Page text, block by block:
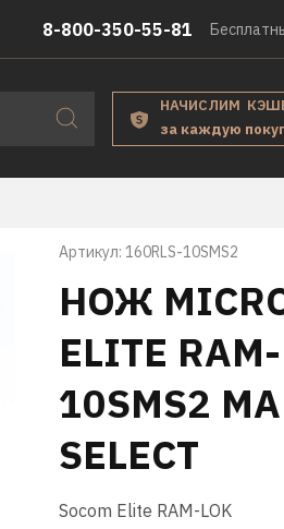
8-800-350-55-81
НАЧИСЛИМ
за каждую
Артикул: 160RLS-10SMS2
НОЖ
ELITE
10SMS2
SELECT
Socom Elite RAM-LOK